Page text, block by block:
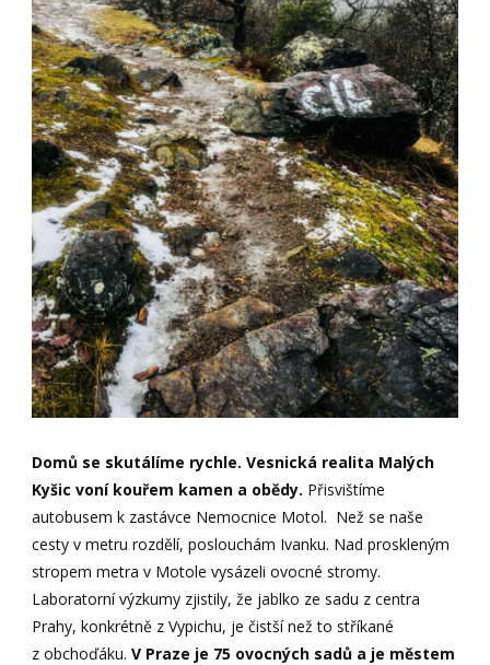
Domů se skutálíme rychle. Vesnická realita Malých
Kyšic voní kouřem kamen a obědy. Přisvištíme
autobusem k zastávce Nemocnice Motol. Než se naše
cesty v metru rozdělí, poslouchám Ivanku. Nad proskleným
stropem metra v Motole vysázeli ovocné stromy.
Laboratorní výzkumy zjistily, že jablko ze sadu z centra
Prahy, konkrétně z Vypichu, je čistší než to stříkané
z obchoďáku.V Praze je 75 ovocných sadů a je městem